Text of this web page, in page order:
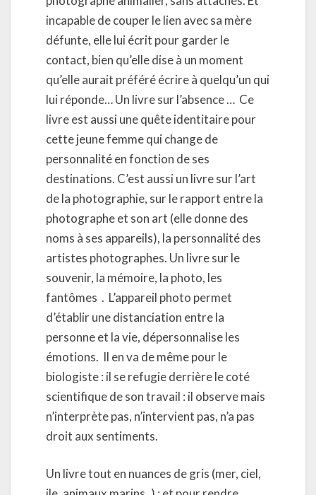
incapable de couper le lien avec sa mère
défunte, elle lui écrit pour garder le
contact, bien qu’elle dise à un moment
qu’elle aurait préféré écrire à quelqu’un qui
lui réponde… Un livre sur l’absence … Ce
livre est aussi une quête identitaire pour
cette jeune femme qui change de
personnalité en fonction de ses
destinations. C’est aussi un livre sur l’art
de la photographie, sur le rapport entre la
photographe et son art (elle donne des
noms à ses appareils), la personnalité des
artistes photographes. Un livre sur le
souvenir, la mémoire, la photo, les
fantômes . L’appareil photo permet
d’établir une distanciation entre la
personne et la vie, dépersonnalise les
émotions. Il en va de même pour le
biologiste : il se refugie derrière le coté
scientifique de son travail : il observe mais
n’interprète pas, n’intervient pas, n’a pas
droit aux sentiments.
Un livre tout en nuances de gris (mer, ciel,